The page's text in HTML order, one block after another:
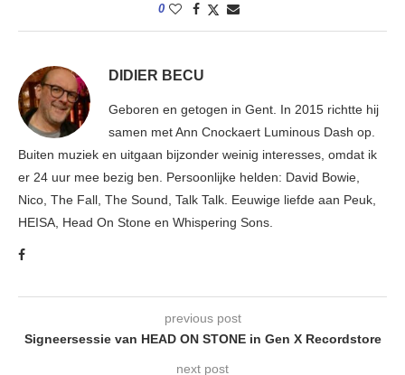
0
DIDIER BECU
Geboren en getogen in Gent. In 2015 richtte hij
samen met Ann Cnockaert Luminous Dash op.
Buiten muziek en uitgaan bijzonder weinig interesses, omdat ik
er 24 uur mee bezig ben. Persoonlijke helden: David Bowie,
Nico, The Fall, The Sound, Talk Talk. Eeuwige liefde aan Peuk,
HEISA, Head On Stone en Whispering Sons.
previous post
Signeersessie van HEAD ON STONE in Gen X Recordstore
next post